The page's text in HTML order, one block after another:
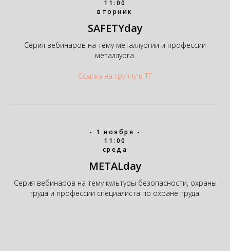
11:00
вторник
SAFETYday
Серия вебинаров на тему металлургии и профессии
металлурга.
Ссылка на группу в ТГ
- 1 ноября -
11:00
среда
METALday
Серия вебинаров на тему культуры безопасности, охраны
труда и профессии специалиста по охране труда.